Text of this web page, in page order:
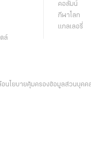
ล์
คอลัมน์
กีฬาโลก
แกลเลอรี่
อนโยบายคุ้มครองข้อมูลส่วนบุคค